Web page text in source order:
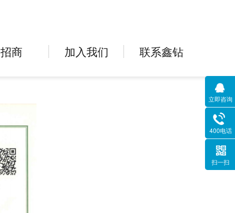
招商 加入我们 联系鑫钻
立即咨询
400电话
扫一扫